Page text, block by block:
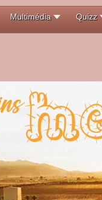
Multimédia Quizz